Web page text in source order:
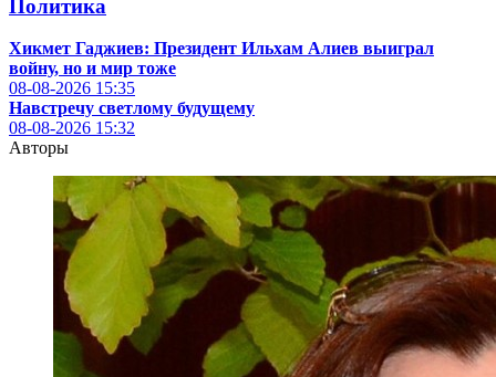
Политика
Хикмет Гаджиев: Президент Ильхам Алиев выиграл
войну, но и мир тоже
08-08-2026 15:35
Навстречу светлому будущему
08-08-2026 15:32
Авторы